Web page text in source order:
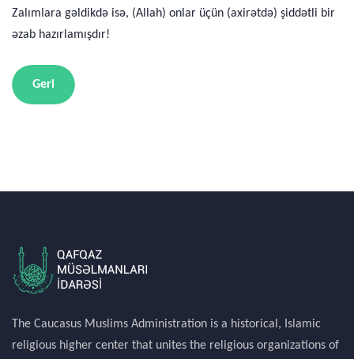
Zalımlara gəldikdə isə, (Allah) onlar üçün (axirətdə) şiddətli bir
əzab hazırlamışdır!
Geri
The Caucasus Muslims Administration is a historical, Islamic
religious higher center that unites the religious organizations of